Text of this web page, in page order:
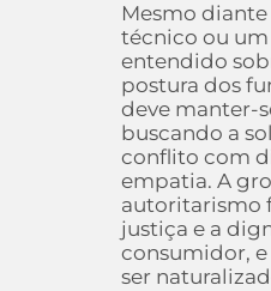
Mesmo
técnico ou
entendido
postura dos
deve manter-
buscando a
conflito com
empatia. A
autoritarismo
justiça e a
consumidor,
ser